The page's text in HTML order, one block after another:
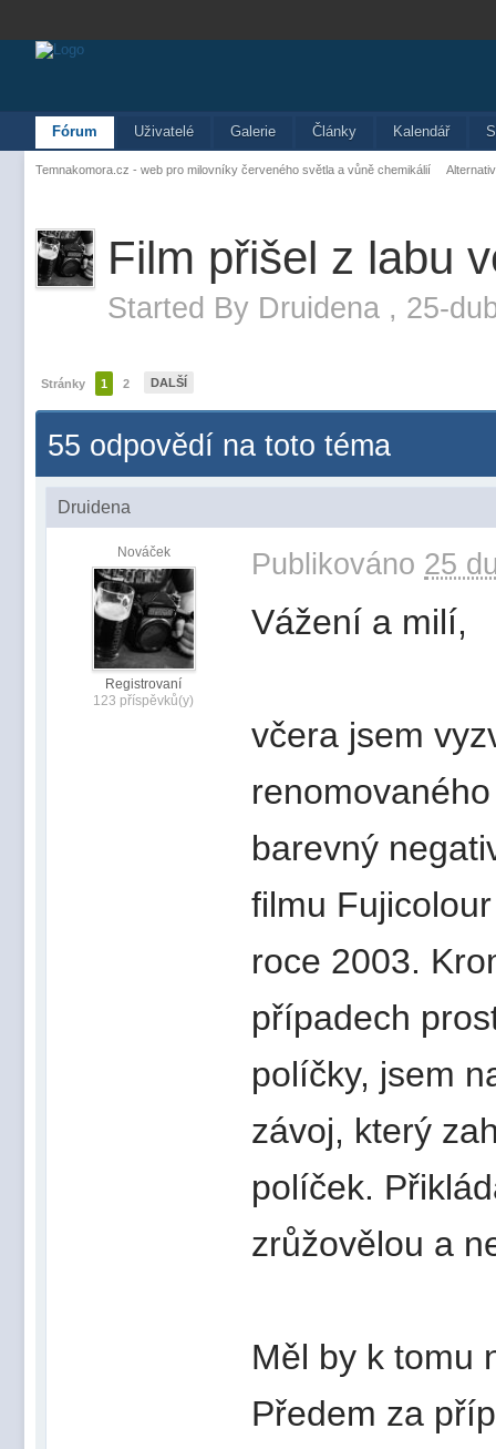
Fórum Uživatelé Galerie Články Kalendář
Temnakomora.cz - web pro milovníky červeného světla a vůně chemikálií
Film přišel z labu
Started By Druidena , 25-
Stránky 1 2 DALŠÍ
55 odpovědí na toto téma
Druidena
Nováček
Registrovaní
123 příspěvků(y)
Publikováno 25
Vážení a milí,
včera jsem
barevný
filmu
roce 2003.
případech
políčky, jsem
závoj, který
políček.
zrůžovělou a
Měl by k tomu
Předem za